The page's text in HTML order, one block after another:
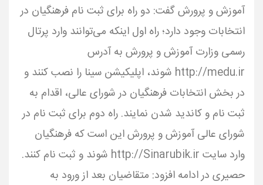
آموزش و پرورش گفت: دو راه برای ثبت نام فرهنگیان در
انتخابات وجود دارد؛ راه اول اینکه می‌توانند وارد پرتال
رسمی وزارت آموزش و پرورش به آدرس
http://medu.ir شوند، اپلیکیشن سینا را نصب کنند و
در بخش انتخابات فرهنگیان در شورای عالی، اقدام به
ثبت نام و کاندید شدن نمایند. راه دوم برای ثبت نام در
شورای عالی آموزش و پرورش این است که فرهنگیان
حصیری در ادامه افزود: متقاضیان بعد از ورود به